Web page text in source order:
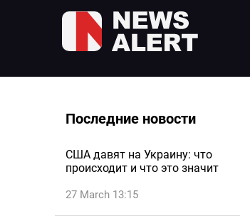
Последние новости
США давят на Украину: что
происходит и что это значит
27 March 13:15